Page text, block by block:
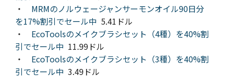
・ MRMのノルウェージャンサーモンオイル90日分
を17%割引でセール中 5.41ドル
・ EcoToolsのメイクブラシセット（4種）を40%割
引でセール中 11.99ドル
・ EcoToolsのメイクブラシセット（3種）を40%割
引でセール中 3.49ドル